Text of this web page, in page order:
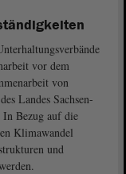
vor dem
von
Landes Sachsen-
Bezug auf die
Klimawandel
und